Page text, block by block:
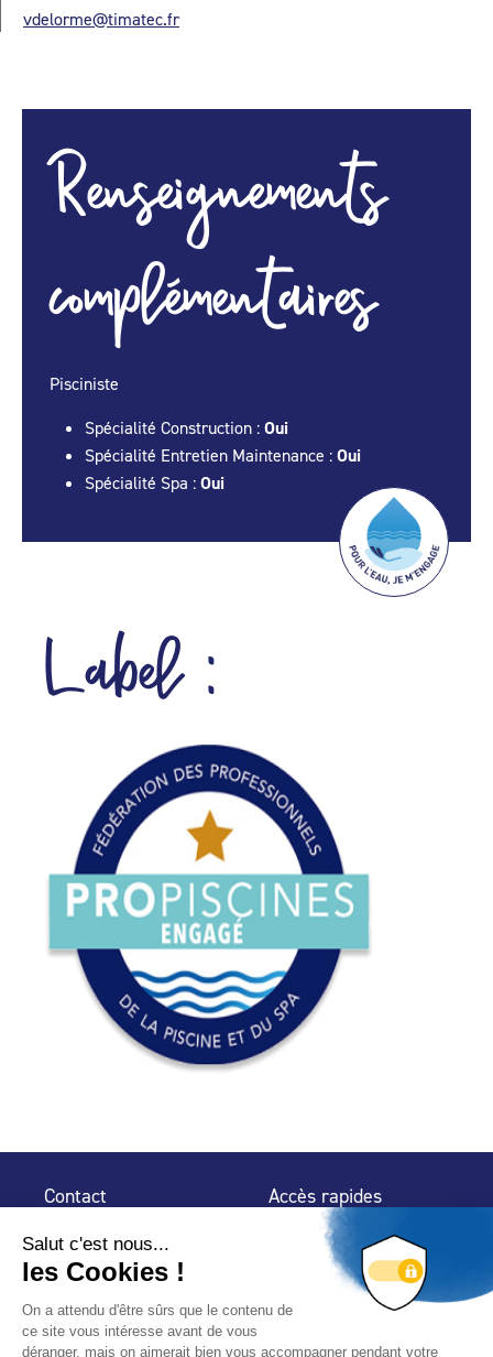
vdelorme@timatec.fr
Renseignements
complémentaires
Pisciniste
Spécialité Construction : Oui
Spécialité Entretien Maintenance : Oui
Spécialité Spa : Oui
Label :
Contact
32 rue de Mogador
75 009 Paris
Accès rapides
Espace Presse
Trouver un
professionnel